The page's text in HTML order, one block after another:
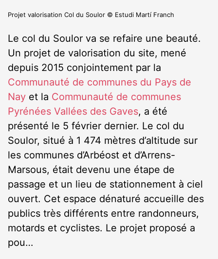
Projet valorisation Col du Soulor © Estudi Martí Franch
Le col du Soulor va se refaire une beauté.
Un projet de valorisation du site, mené
depuis 2015 conjointement par la
Communauté de communes du Pays de
Nay et la Communauté de communes
Pyrénées Vallées des Gaves, a été
présenté le 5 février dernier. Le col du
Soulor, situé à 1 474 mètres d’altitude sur
les communes d’Arbéost et d’Arrens-
Marsous, était devenu une étape de
passage et un lieu de stationnement à ciel
ouvert. Cet espace dénaturé accueille des
publics très différents entre randonneurs,
motards et cyclistes. Le projet proposé a
pou…